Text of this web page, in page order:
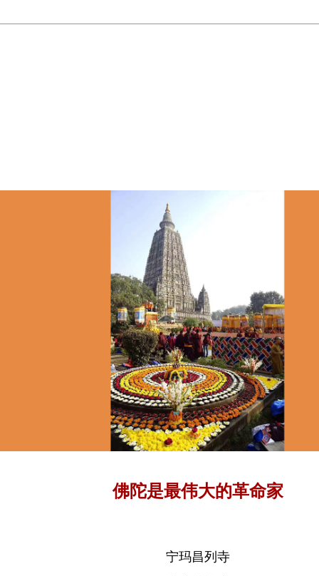
佛陀是最伟大的革命家
宁玛昌列寺